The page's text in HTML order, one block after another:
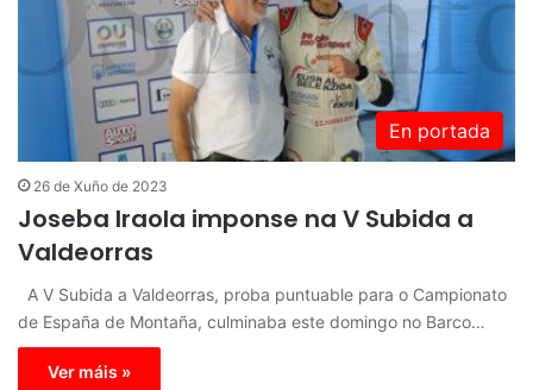
En portada
26 de Xuño de 2023
Joseba Iraola imponse na V Subida a
Valdeorras
A V Subida a Valdeorras, proba puntuable para o Campionato
de España de Montaña, culminaba este domingo no Barco…
Ver máis »